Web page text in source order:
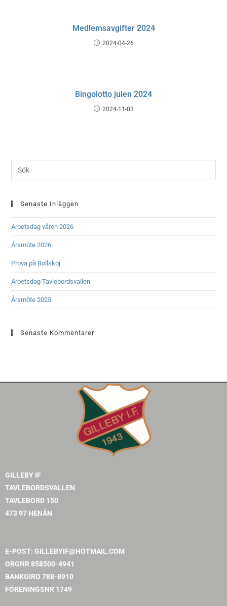
Medlemsavgifter 2024
2024-04-26
Bingolotto julen 2024
2024-11-03
Senaste Inläggen
Arbetsdag våren 2026
Årsmöte 2026
Prova på Bollskoj
Arbetsdag Tavlebordsvallen
Årsmöte 2025
Senaste Kommentarer
GILLEBY IF
TAVLEBORDSVALLEN
TAVLEBORD 150
473 97 HENÅN
E-POST: GILLEBYIF@HOTMAIL.COM
ORGNR 858500-4941
BANKGIRO 788-8910
FÖRENINGSNR 1749